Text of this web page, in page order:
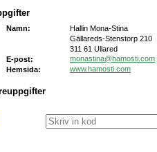
Namn:
Hallin Mona-Stina
Gällareds-Stenstorp 210
311 61 Ullared
E-post:
monastina@hamosti.com
Hemsida:
www.hamosti.com